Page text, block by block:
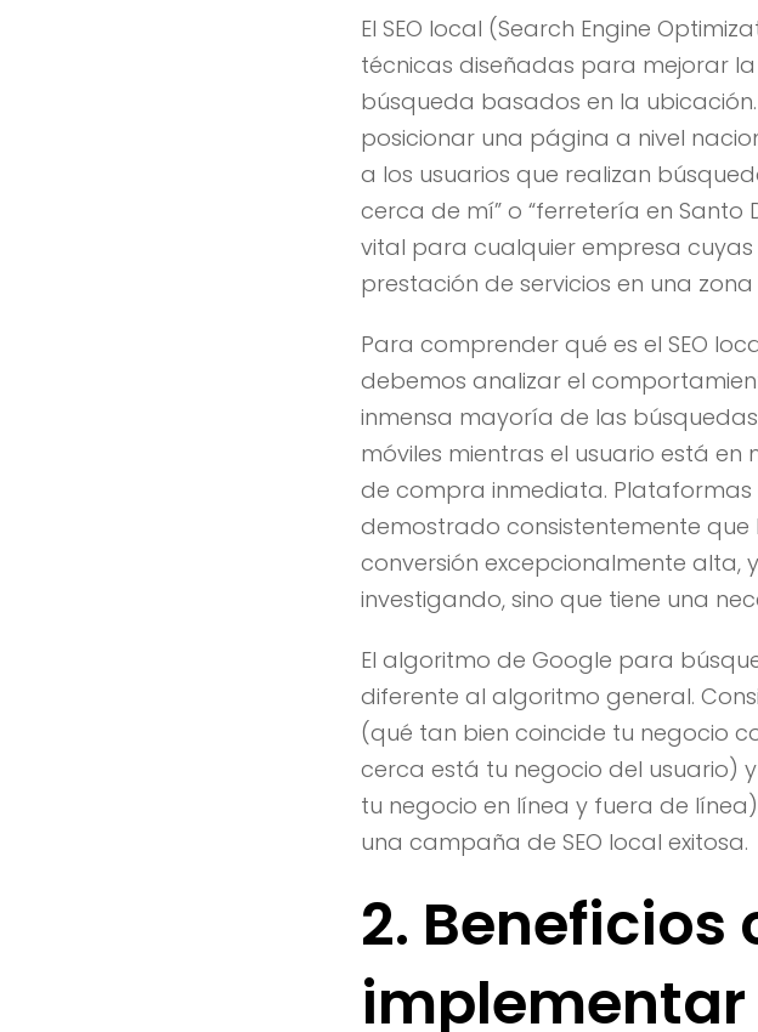
El SEO local (Search Engine
técnicas diseñadas para mejorar
búsqueda basados en la
posicionar una página a nivel
a los usuarios que realizan
cerca de mí” o “ferretería en Santo
vital para cualquier empresa
prestación de servicios en una
Para comprender qué es el SEO
debemos analizar el
inmensa mayoría de las
móviles mientras el usuario está
de compra inmediata.
demostrado consistentemente
conversión excepcionalmente alta,
investigando, sino que tiene una
El algoritmo de Google para
diferente al algoritmo general.
(qué tan bien coincide tu negocio
cerca está tu negocio del usuario) y
tu negocio en línea y fuera de
una campaña de SEO local exitosa.
2. Beneficios